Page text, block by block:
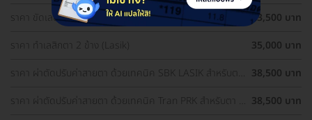
ราคา ขัดเลนส์ตาด้วยเลเซอร์ เทคนิค PRK สำหรับตา 2 ข้าง
33,500 บาท
ราคา ทำเลสิกตา 2 ข้าง (Lasik)
35,000 บาท
ราคา ผ่าตัดปรับค่าสายตา ด้วยเทคนิค SBK LASIK สำหรับตา
38,500 บาท
ราคา ผ่าตัดปรับค่าสายตา ด้วยเทคนิค Tran PRK สำหรับตา 2
38,500 บาท